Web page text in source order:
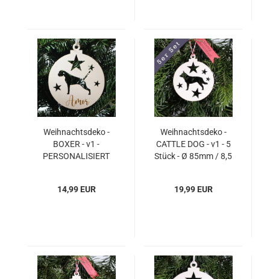
Weihnachtsdeko -
BOXER - v1 -
PERSONALISIERT
14,99 EUR
Weihnachtsdeko -
CATTLE DOG - v1 - 5
Stück - Ø 85mm / 8,5
19,99 EUR